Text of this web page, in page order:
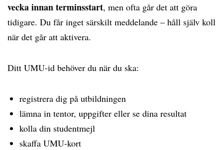
vecka innan terminsstart, men ofta går det att göra
tidigare. Du får inget särskilt meddelande – håll själv koll
när det går att aktivera.
Ditt UMU-id behöver du när du ska:
registrera dig på utbildningen
lämna in tentor, uppgifter eller se dina resultat
kolla din studentmejl
skaffa UMU-kort